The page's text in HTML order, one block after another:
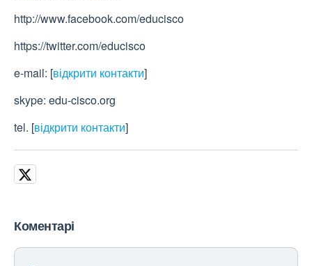
http://www.facebook.com/educisco
https://twitter.com/educisco
e-mail: [відкрити контакти]
skype: edu-cisco.org
tel. [відкрити контакти]
Коментарі